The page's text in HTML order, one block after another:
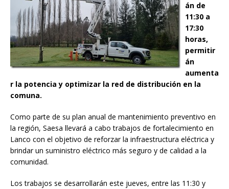
án de
11:30 a
17:30
horas,
permitir
án
aumenta
r la potencia y optimizar la red de distribución en la
comuna.
Como parte de su plan anual de mantenimiento preventivo en
la región, Saesa llevará a cabo trabajos de fortalecimiento en
Lanco con el objetivo de reforzar la infraestructura eléctrica y
brindar un suministro eléctrico más seguro y de calidad a la
comunidad.
Los trabajos se desarrollarán este jueves, entre las 11:30 y